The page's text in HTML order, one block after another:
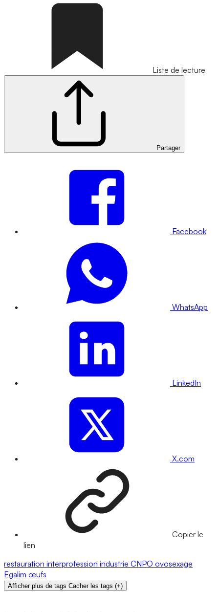
Liste de lecture
Partager
Facebook
WhatsApp
LinkedIn
X.com
Copier le
lien
restauration interprofession industrie CNPO ovosexage
Egalim œufs
Afficher plus de tags Cacher les tags (+)